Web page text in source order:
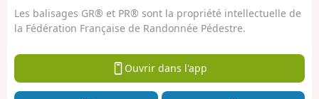
Les balisages GR® et PR® sont la propriété intellectuelle de
la Fédération Française de Randonnée Pédestre.
Ouvrir dans l'app